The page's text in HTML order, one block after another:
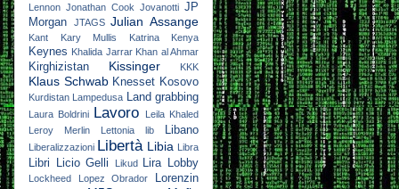
Lennon Jonathan Cook Jovanotti JP
Morgan
JTAGS Julian Assange
Kant Kary Mullis Katrina Kenya
Keynes Khalida Jarrar Khan al Ahmar
Kirghizistan Kissinger KKK
Klaus Schwab Knesset Kosovo
Kurdistan Lampedusa Land grabbing
Laura Boldrini Lavoro
Leila Khaled
Leroy Merlin
Lettonia lib Libano
Liberalizzazioni Libertà Libia Libra
Libri Licio Gelli Likud Lira Lobby
Lockheed Lopez Obrador Lorenzin